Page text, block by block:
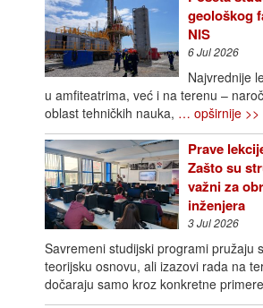
geološkog
NIS
6 Jul 2026
Najvrednije
u amfiteatrima, već i na terenu –
oblast tehničkih nauka, … opširnije >>
Prave
Zašto su
važni za
inženjera
3 Jul 2026
Savremeni studijski programi pružaju
teorijsku osnovu, ali izazovi rada na
dočaraju samo kroz konkretne